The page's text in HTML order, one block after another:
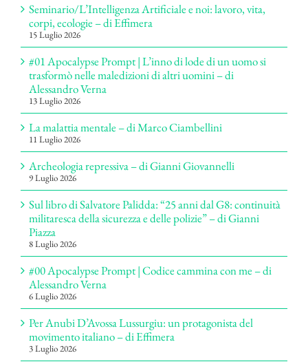
Seminario/L’Intelligenza Artificiale e noi: lavoro, vita,
corpi, ecologie – di Effimera
15 Luglio 2026
#01 Apocalypse Prompt | L’inno di lode di un uomo si
trasformò nelle maledizioni di altri uomini – di
Alessandro Verna
13 Luglio 2026
La malattia mentale – di Marco Ciambellini
11 Luglio 2026
Archeologia repressiva – di Gianni Giovannelli
9 Luglio 2026
Sul libro di Salvatore Palidda: “25 anni dal G8: continuità
militaresca della sicurezza e delle polizie” – di Gianni
Piazza
8 Luglio 2026
#00 Apocalypse Prompt | Codice cammina con me – di
Alessandro Verna
6 Luglio 2026
Per Anubi D’Avossa Lussurgiu: un protagonista del
movimento italiano – di Effimera
3 Luglio 2026